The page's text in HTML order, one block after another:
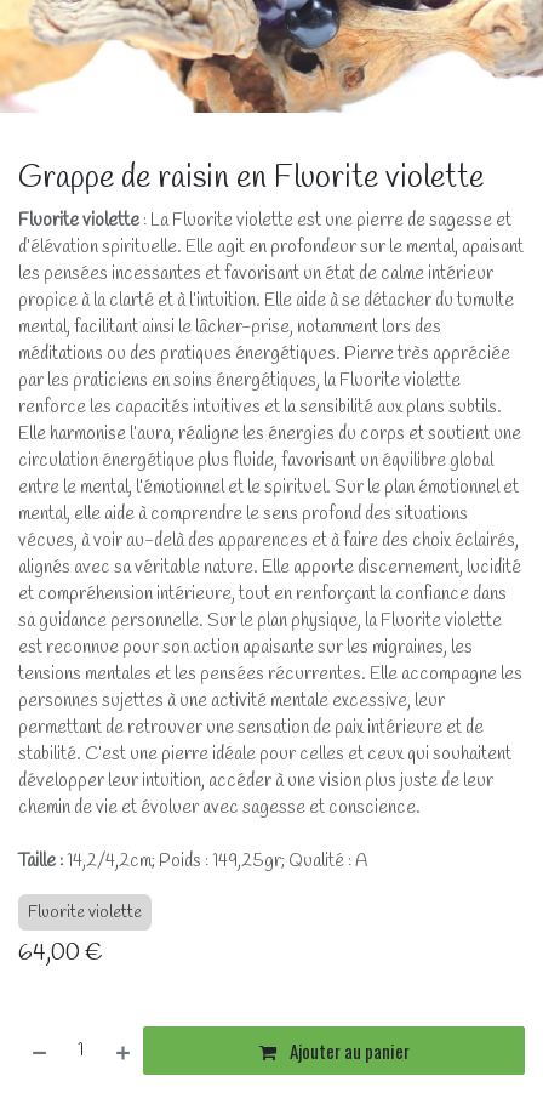
Grappe de raisin en Fluorite violette
Fluorite violette : La Fluorite violette est une pierre de sagesse et
d’élévation spirituelle. Elle agit en profondeur sur le mental, apaisant
les pensées incessantes et favorisant un état de calme intérieur
propice à la clarté et à l’intuition. Elle aide à se détacher du tumulte
mental, facilitant ainsi le lâcher-prise, notamment lors des
méditations ou des pratiques énergétiques. Pierre très appréciée
par les praticiens en soins énergétiques, la Fluorite violette
renforce les capacités intuitives et la sensibilité aux plans subtils.
Elle harmonise l’aura, réaligne les énergies du corps et soutient une
circulation énergétique plus fluide, favorisant un équilibre global
entre le mental, l’émotionnel et le spirituel. Sur le plan émotionnel et
mental, elle aide à comprendre le sens profond des situations
vécues, à voir au-delà des apparences et à faire des choix éclairés,
alignés avec sa véritable nature. Elle apporte discernement, lucidité
et compréhension intérieure, tout en renforçant la confiance dans
sa guidance personnelle. Sur le plan physique, la Fluorite violette
est reconnue pour son action apaisante sur les migraines, les
tensions mentales et les pensées récurrentes. Elle accompagne les
personnes sujettes à une activité mentale excessive, leur
permettant de retrouver une sensation de paix intérieure et de
stabilité. C’est une pierre idéale pour celles et ceux qui souhaitent
développer leur intuition, accéder à une vision plus juste de leur
chemin de vie et évoluer avec sagesse et conscience.
Taille :14,2/4,2cm; Poids : 149,25gr; Qualité : A
Fluorite violette
64,00€
Ajouter au panier